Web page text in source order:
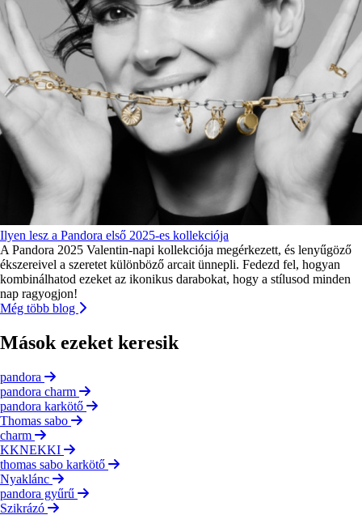
Ilyen lesz a Pandora első 2025-es kollekciója
A Pandora 2025 Valentin-napi kollekciója megérkezett, és lenyűgöző
ékszereivel a szeretet különböző arcait ünnepli. Fedezd fel, hogyan
kombinálhatod ezeket az ikonikus darabokat, hogy a stílusod minden
nap ragyogjon!
Még több blog
Mások ezeket keresik
pandora
pandora charm
pandora karkötő
Thomas sabo
charm
KKNEKKI
thomas sabo karkötő
Nyaklánc
pandora gyűrű
Szikrázó